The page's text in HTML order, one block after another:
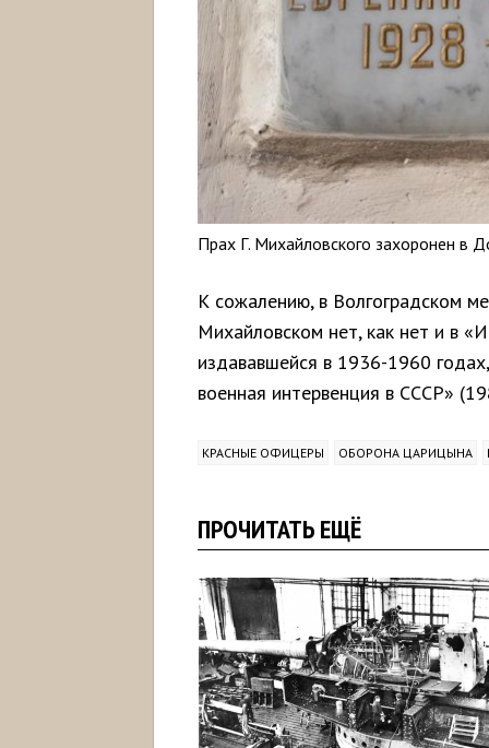
Прах Г. Михайловского захоронен в
К сожалению, в Волгоградском
Михайловском нет, как нет и в
издававшейся в 1936-1960
военная интервенция в СССР»
КРАСНЫЕ ОФИЦЕРЫ ОБОРОНА ЦАРИЦЫНА
ПРОЧИТАТЬ ЕЩЁ